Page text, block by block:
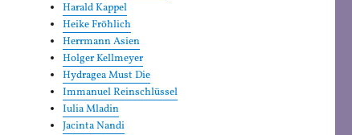
Harald Kappel
Heike Fröhlich
Herrmann Asien
Holger Kellmeyer
Hydragea Must Die
Immanuel Reinschlüssel
Iulia Mladin
Jacinta Nandi